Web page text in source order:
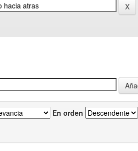
En orden